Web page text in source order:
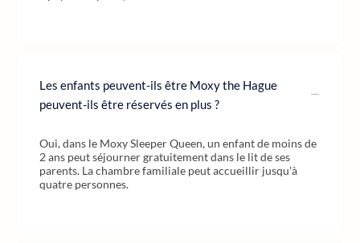
Les enfants peuvent-ils être Moxy the Hague
peuvent-ils être réservés en plus ?
Oui, dans le Moxy Sleeper Queen, un enfant de moins de
2 ans peut séjourner gratuitement dans le lit de ses
parents. La chambre familiale peut accueillir jusqu'à
quatre personnes.